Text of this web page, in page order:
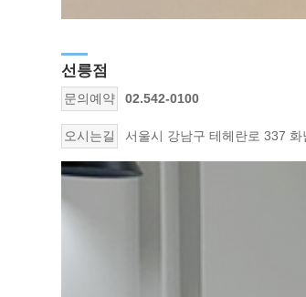
선릉점
문의예약 02.542-0100
오시는길 서울시 강남구 테헤란로 337